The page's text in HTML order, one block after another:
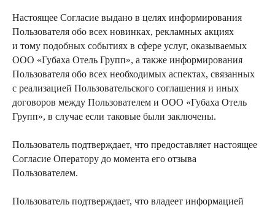
Настоящее Согласие выдано в целях информирования
Пользователя обо всех новинках, рекламных акциях
и тому подобных событиях в сфере услуг, оказываемых
ООО «Губаха Отель Групп», а также информирования
Пользователя обо всех необходимых аспектах, связанных
с реализацией Пользовательского соглашения и иных
договоров между Пользователем и ООО «Губаха Отель
Групп», в случае если таковые были заключены.
Пользователь подтверждает, что предоставляет настоящее
Согласие Оператору до момента его отзыва
Пользователем.
Пользователь подтверждает, что владеет информацией